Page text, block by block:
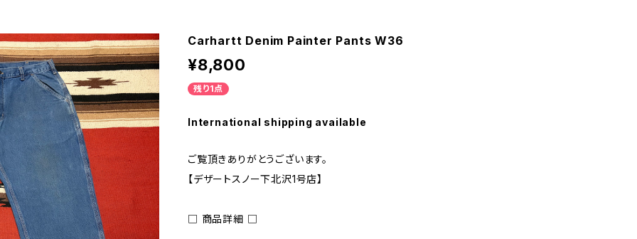
Carhartt Denim Painter Pants W36
¥8,800
残り1点
International shipping available
ご覧頂きありがとうございます。
【デザートスノー下北沢1号店】
□ 商品詳細 □